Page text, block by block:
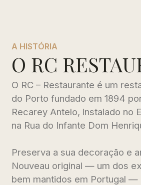
A HISTÓRIA
O RC
O RC – Restaurante é um
do Porto fundado em 1894
Recarey Antelo, instalado no
na Rua do Infante Dom
Preserva a sua decoração e
Nouveau original — um dos
bem mantidos em Portugal —